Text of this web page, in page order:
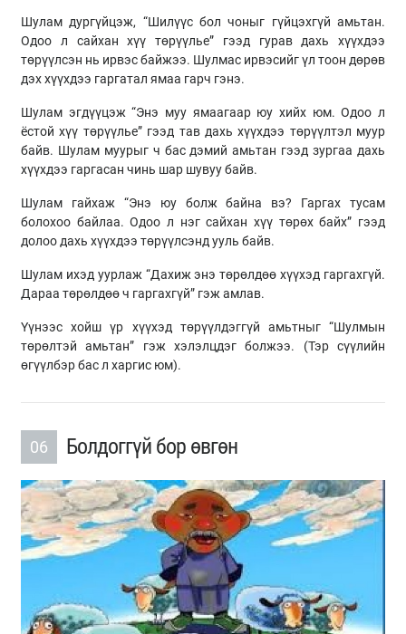
Шулам дургүйцэж, “Шилүүс бол чоныг гүйцэхгүй амьтан.
Одоо л сайхан хүү төрүүлье” гээд гурав дахь хүүхдээ
төрүүлсэн нь ирвэс байжээ. Шулмас ирвэсийг үл тоон дөрөв
дэх хүүхдээ гаргатал ямаа гарч гэнэ.
Шулам эгдүүцэж “Энэ муу ямаагаар юу хийх юм. Одоо л
ёстой хүү төрүүлье” гээд тав дахь хүүхдээ төрүүлтэл муур
байв. Шулам муурыг ч бас дэмий амьтан гээд зургаа дахь
хүүхдээ гаргасан чинь шар шувуу байв.
Шулам гайхаж “Энэ юу болж байна вэ? Гаргах тусам
болохоо байлаа. Одоо л нэг сайхан хүү төрөх байх” гээд
долоо дахь хүүхдээ төрүүлсэнд ууль байв.
Шулам ихэд уурлаж “Дахиж энэ төрөлдөө хүүхэд гаргахгүй.
Дараа төрөлдөө ч гаргахгүй” гэж амлав.
Үүнээс хойш үр хүүхэд төрүүлдэггүй амьтныг “Шулмын
төрөлтэй амьтан” гэж хэлэлцдэг болжээ. (Тэр сүүлийн
өгүүлбэр бас л харгис юм).
06 Болдоггүй бор өвгөн